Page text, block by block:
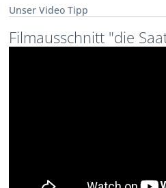
Unser Video Tipp
Filmausschnitt "die